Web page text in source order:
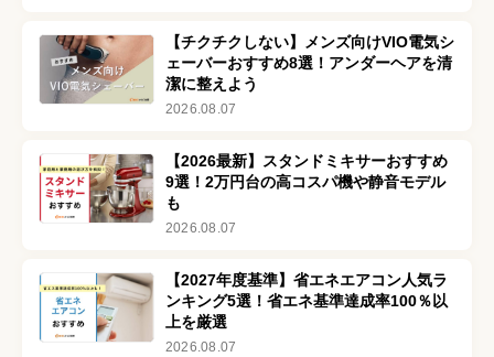
【チクチクしない】メンズ向けVIO電気シ
ェーバーおすすめ8選！アンダーヘアを清
潔に整えよう
2026.08.07
【2026最新】スタンドミキサーおすすめ
9選！2万円台の高コスパ機や静音モデル
も
2026.08.07
【2027年度基準】省エネエアコン人気ラ
ンキング5選！省エネ基準達成率100％以
上を厳選
2026.08.07